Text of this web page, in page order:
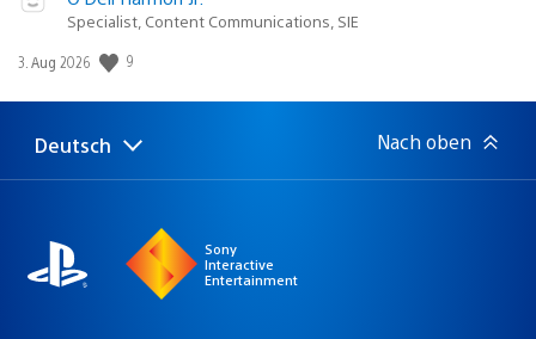
Specialist, Content Communications, SIE
Veröffentlichungsdatum:
3. Aug 2026 9
Select
a
Aktuelle
Region:
Deutsch Nach oben
Sony
Interactive
Entertainment